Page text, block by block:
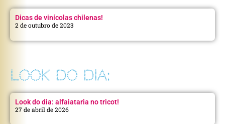
Dicas de vinícolas chilenas!
2 de outubro de 2023
LOOK DO DIA:
Look do dia: alfaiataria no tricot!
27 de abril de 2026